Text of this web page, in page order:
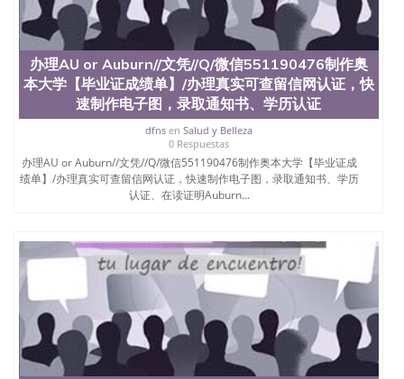
办理AU or Auburn//文凭//Q/微信551190476制作奥
本大学【毕业证成绩单】/办理真实可查留信网认证，快
速制作电子图，录取通知书、学历认证
dfnsen Salud y Belleza
0 Respuestas
办理AU or Auburn//文凭//Q/微信551190476制作奥本大学【毕业证成
绩单】/办理真实可查留信网认证，快速制作电子图，录取通知书、学历
认证、在读证明Auburn...